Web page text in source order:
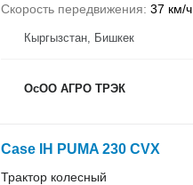
Скорость передвижения 37 км/ч
Кыргызстан, Бишкек
ОсОО АГРО ТРЭК
Case IH PUMA 230 CVX
Трактор колесный